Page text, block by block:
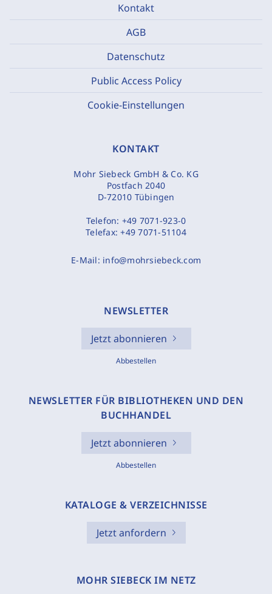
Kontakt
AGB
Datenschutz
Public Access Policy
Cookie-Einstellungen
KONTAKT
Mohr Siebeck GmbH & Co. KG
Postfach 2040
D-72010 Tübingen
Telefon: +49 7071-923-0
Telefax:+49 7071-51104
E-Mail: info@mohrsiebeck.com
NEWSLETTER
Jetzt abonnieren
Abbestellen
NEWSLETTER FÜR BIBLIOTHEKEN UND DEN
BUCHHANDEL
Jetzt abonnieren
Abbestellen
KATALOGE & VERZEICHNISSE
Jetzt anfordern
MOHR SIEBECK IM NETZ